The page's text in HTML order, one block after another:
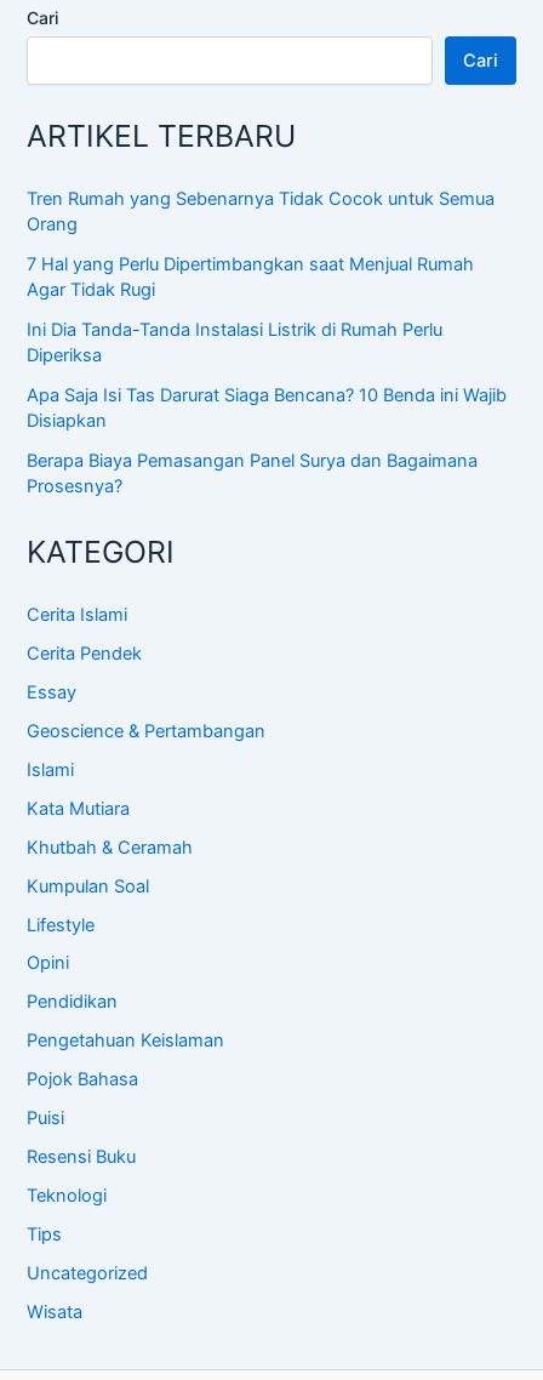
Cari
Cari
ARTIKEL TERBARU
Tren Rumah yang Sebenarnya Tidak Cocok untuk Semua
Orang
7 Hal yang Perlu Dipertimbangkan saat Menjual Rumah
Agar Tidak Rugi
Ini Dia Tanda-Tanda Instalasi Listrik di Rumah Perlu
Diperiksa
Apa Saja Isi Tas Darurat Siaga Bencana? 10 Benda ini Wajib
Disiapkan
Berapa Biaya Pemasangan Panel Surya dan Bagaimana
Prosesnya?
KATEGORI
Cerita Islami
Cerita Pendek
Essay
Geoscience & Pertambangan
Islami
Kata Mutiara
Khutbah & Ceramah
Kumpulan Soal
Lifestyle
Opini
Pendidikan
Pengetahuan Keislaman
Pojok Bahasa
Puisi
Resensi Buku
Teknologi
Tips
Uncategorized
Wisata